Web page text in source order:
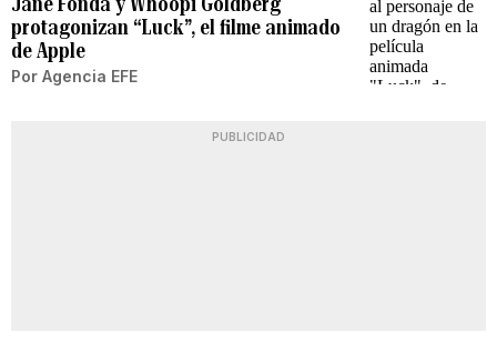
protagonizan “Luck”, el filme animado
de Apple
Por Agencia EFE
PUBLICIDAD